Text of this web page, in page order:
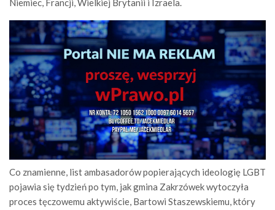
Niemiec, Francji, Wielkiej Brytanii i Izraela.
Co znamienne, list ambasadorów popierających ideologię LGBT
pojawia się tydzień po tym, jak gmina Zakrzówek wytoczyła
proces tęczowemu aktywiście, Bartowi Staszewskiemu, który